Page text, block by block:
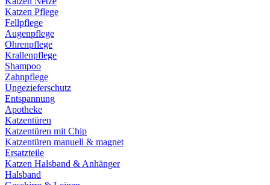
Katzen Pflege
Fellpflege
Augenpflege
Ohrenpflege
Krallenpflege
Shampoo
Zahnpflege
Ungezieferschutz
Entspannung
Apotheke
Katzentüren
Katzentüren mit Chip
Katzentüren manuell & magnet
Ersatzteile
Katzen Halsband & Anhänger
Halsband